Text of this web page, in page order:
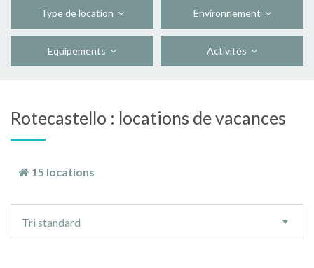
Type de location Environnement
Equipements Activités
Rotecastello : locations de vacances
15 locations
tri
Tri standard